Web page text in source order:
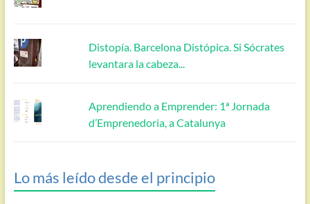
Distopía. Barcelona Distópica. Si Sócrates
levantara la cabeza...
Aprendiendo a Emprender: 1ª Jornada
d’Emprenedoria, a Catalunya
Lo más leído desde el principio